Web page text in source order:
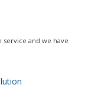
and we have